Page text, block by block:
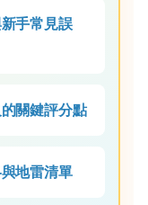
手常見誤
關鍵評分點
地雷清單